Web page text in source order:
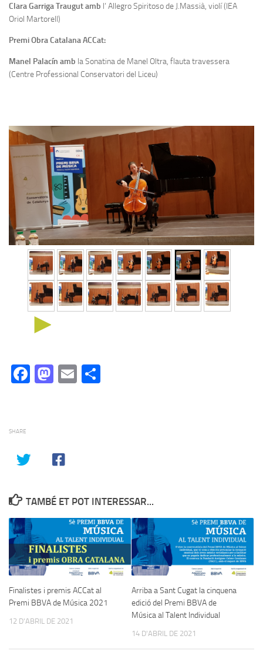
Clara Garriga Traugut amb l’ Allegro Spiritoso de J.Massià, violí (IEA
Oriol Martorell)
Premi Obra Catalana ACCat:
Manel Palacín amb la Sonatina de Manel Oltra, flauta travessera
(Centre Professional Conservatori del Liceu)
►
Facebook
Mastodon
Email
SHARE
TAMBÉ ET POT INTERESSAR...
Finalistes i premis ACCat al
Premi BBVA de Música 2021
12 D'ABRIL DE 2021
Arriba a Sant Cugat la cinquena
edició del Premi BBVA de
Música al Talent Individual
14 D'ABRIL DE 2021